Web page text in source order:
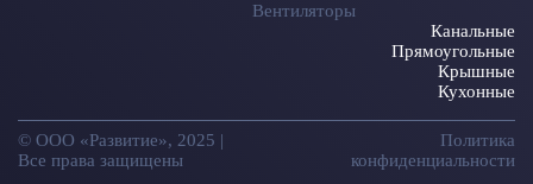
Вентиляторы
Канальные
Прямоугольные
Крышные
Кухонные
© ООО «Развитие», 2025 |
Все права защищены
Политика
конфиденциальности